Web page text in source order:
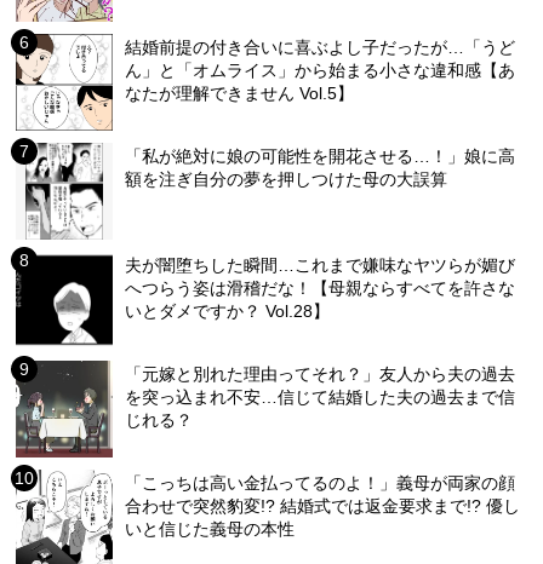
結婚前提の付き合いに喜ぶよし子だったが…「うど
ん」と「オムライス」から始まる小さな違和感【あ
なたが理解できません Vol.5】
「私が絶対に娘の可能性を開花させる…！」娘に高
額を注ぎ自分の夢を押しつけた母の大誤算
夫が闇堕ちした瞬間…これまで嫌味なヤツらが媚び
へつらう姿は滑稽だな！【母親ならすべてを許さな
いとダメですか？ Vol.28】
「元嫁と別れた理由ってそれ？」友人から夫の過去
を突っ込まれ不安…信じて結婚した夫の過去まで信
じれる？
「こっちは高い金払ってるのよ！」義母が両家の顔
合わせで突然豹変!? 結婚式では返金要求まで!? 優し
いと信じた義母の本性